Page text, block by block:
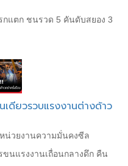
กแตก ชนรวด 5 คันดับสยอง 3
ดียวรวบแรงงานต่างด้าว
น่วยงานความมั่นคงซีล
นแรงงานเถื่อนกลางดึก คืน